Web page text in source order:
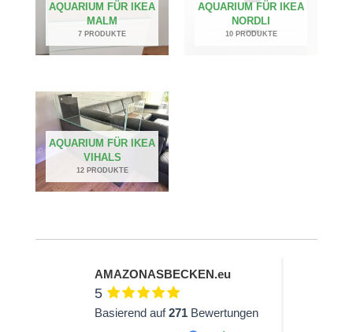
AQUARIUM FÜR IKEA
MALM
7 PRODUKTE
AQUARIUM FÜR IKEA
NORDLI
10 PRODUKTE
AQUARIUM FÜR IKEA
VIHALS
12 PRODUKTE
AMAZONASBECKEN.eu
5
Basierend auf271 Bewertungen